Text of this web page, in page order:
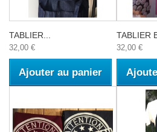
TABLIER...
32,00 €
Ajouter au panier
TABLIER
32,00 €